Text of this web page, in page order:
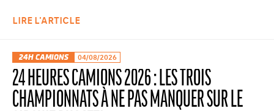
LIRE L'ARTICLE
24H CAMIONS 04/08/2026
24 HEURES CAMIONS 2026 : LES TROIS
CHAMPIONNATS À NE PAS MANQUER SUR LE